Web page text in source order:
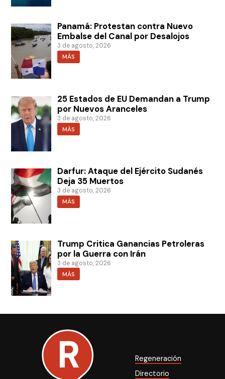
Panamá: Protestan contra Nuevo
Embalse del Canal por Desalojos
3 de agosto, 2026
MÁS
25 Estados de EU Demandan a Trump
por Nuevos Aranceles
3 de agosto, 2026
MÁS
Darfur: Ataque del Ejército Sudanés
Deja 35 Muertos
3 de agosto, 2026
MÁS
Trump Critica Ganancias Petroleras
por la Guerra con Irán
3 de agosto, 2026
MÁS
Regeneración
Directorio